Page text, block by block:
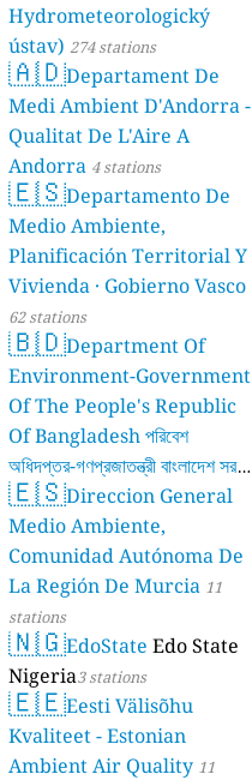
Hydrometeorologický
ústav) 274 stations
🇦🇩Departament De
Medi Ambient D'Andorra -
Qualitat De L'Aire A
Andorra 4 stations
🇪🇸Departamento De
Medio Ambiente,
Planificación Territorial Y
Vivienda · Gobierno Vasco
62 stations
🇧🇩Department Of
Environment-Government
Of The People's Republic
Of Bangladesh পরিবেশ
অধিদপ্তর-গণপ্রজাতন্ত্রী বাংলাদেশ সরকার
17 stations
🇪🇸Direccion General
Medio Ambiente,
Comunidad Autónoma De
La Región De Murcia 11
stations
🇳🇬EdoState Edo State
Nigeria3 stations
🇪🇪Eesti Välisõhu
Kvaliteet - Estonian
Ambient Air Quality 11